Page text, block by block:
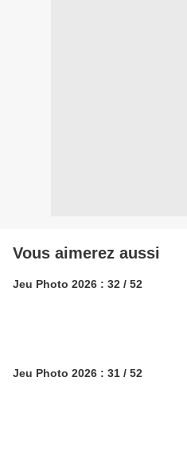
Vous aimerez aussi
Jeu Photo 2026 : 32 / 52
Jeu Photo 2026 : 31 / 52